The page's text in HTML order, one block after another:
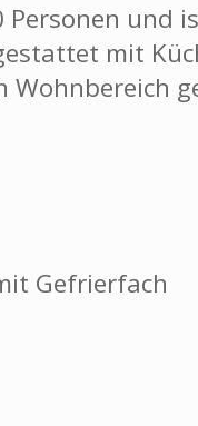
Personen und
mit
Wohnbereich
Gefrierfach